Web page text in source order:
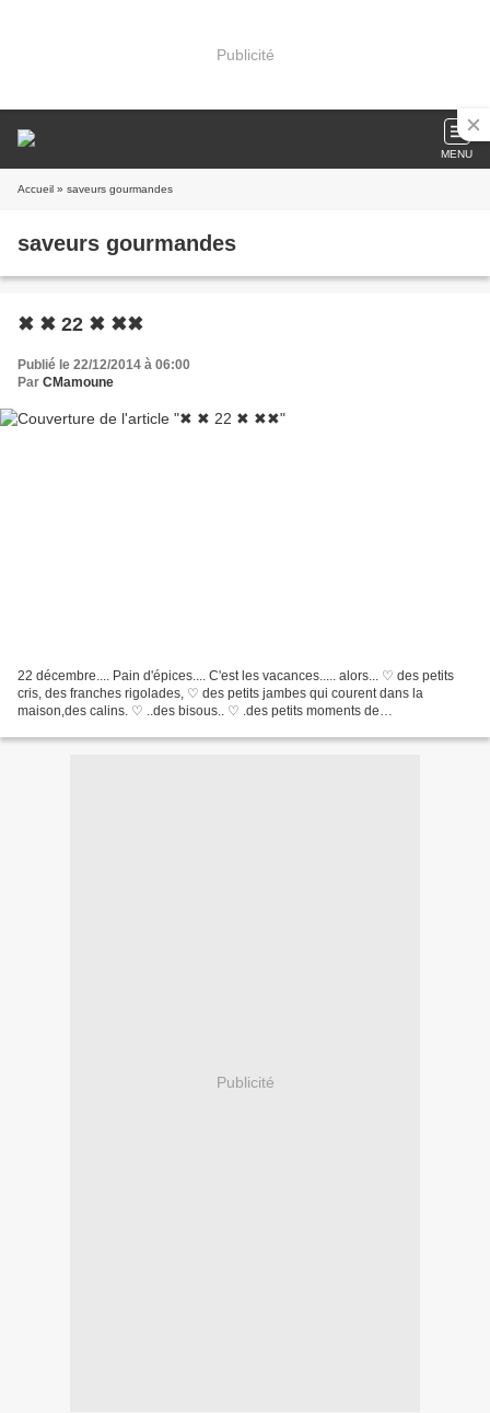
Publicité
MENU
Accueil » saveurs gourmandes
saveurs gourmandes
✖︎ ✖︎ 22 ✖︎ ✖︎✖︎
Publié le 22/12/2014 à 06:00
Par CMamoune
22 décembre.... Pain d'épices.... C'est les vacances..... alors... ♡ des petits
cris, des franches rigolades, ♡ des petits jambes qui courent dans la
maison,des calins. ♡ ..des bisous.. ♡ .des petits moments de
Publicité